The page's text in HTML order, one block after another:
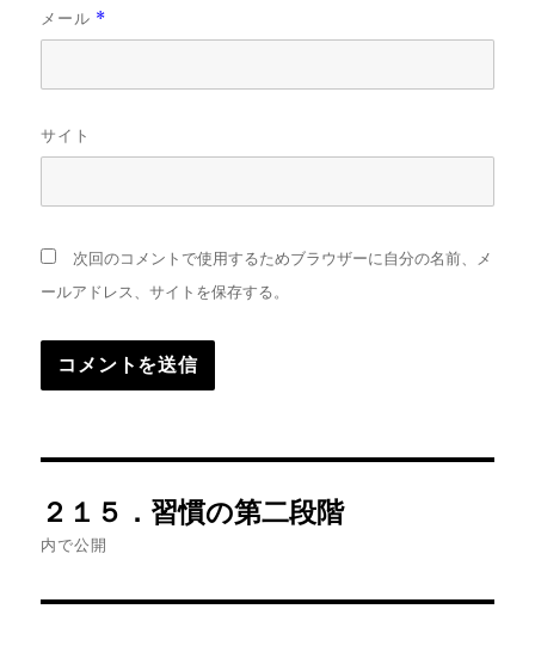
メール *
サイト
次回のコメントで使用するためブラウザーに自分の名前、メ
ールアドレス、サイトを保存する。
稿
２１５．習慣の第二段階
内で公開